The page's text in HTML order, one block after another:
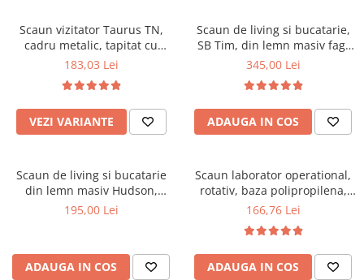
Saltele cu arcuri impachetate
individual
Saltele Memory Pocket
Saltele Memory Foam
Saltele Memory Pocket
Saltele cu plasa arcuri
Saltele cu spuma
Saltele cu spuma poliuretanica
Saltele 140x200
Paturi
Seturi de pat si saltea
Masute de toaleta
Mobilier living
Scaune pentru living
Comode living
Set mese plus scaune
Scaune ergonomice
Etajere Birou
Scaune birou
Scaune profesionale
Scaune resigilate
Scaune conferinta
Scaune terasa si outdoor
Scaun vizitator Taurus TN,
cadru metalic, tapitat cu
stofa, stivuibil, 120 kg, negru
183,03 Lei
VEZI VARIANTE
Scaun de living si bucatarie,
SB Tim, din lemn masiv fag,
tapiterie stofa, lacuit, 120 kg,
345,00 Lei
ADAUGA IN COS
Scaun de living si bucatarie
din lemn masiv Hudson,
tapiterie stofa,100 kg,
195,00 Lei
ADAUGA IN COS
Scaun laborator operational,
rotativ, baza polipropilena,
piele ecologica, inaltime
166,76 Lei
ADAUGA IN COS